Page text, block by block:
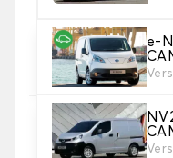
e-
2. Materiaal
Kies het materiaal
3. Aantal
Selecteer het